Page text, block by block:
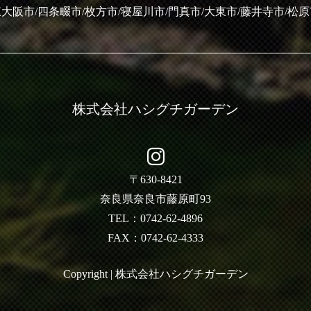
阪市/四条畷市/枚方市/寝屋川市/門真市/大東市/藤井寺市/松
株式会社ハシグチガーデン
〒630-8421
奈良県奈良市藤原町93
TEL：0742-62-4896
FAX：0742-62-4333
Copyright | 株式会社ハシグチガーデン